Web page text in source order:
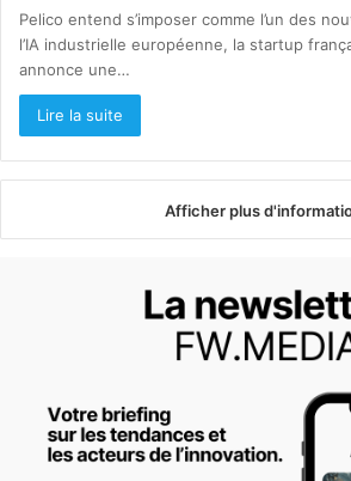
Pelico entend s’imposer comme l’un des
l’IA industrielle européenne, la startup
annonce une…
Lire la suite
Afficher plus